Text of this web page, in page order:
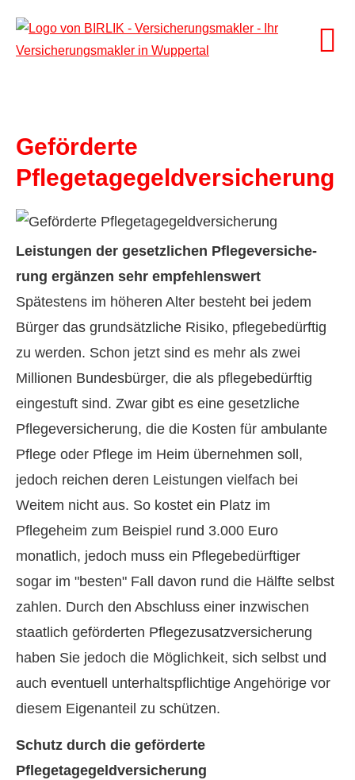
Geförderte
Pflegetagegeldversicherung
Leistungen der gesetzlichen Pflege­ver­si­che­
rung ergänzen sehr empfehlenswert
Spätestens im höheren Alter besteht bei jedem
Bürger das grundsätzliche Risiko, pflegebedürftig
zu werden. Schon jetzt sind es mehr als zwei
Millionen Bundesbürger, die als pflegebedürftig
eingestuft sind. Zwar gibt es eine gesetzliche
Pflege­ver­si­che­rung, die die Kosten für ambulante
Pflege oder Pflege im Heim übernehmen soll,
jedoch reichen deren Leistungen vielfach bei
Weitem nicht aus. So kostet ein Platz im
Pflegeheim zum Beispiel rund 3.000 Euro
monatlich, jedoch muss ein Pflegebedürftiger
sogar im "besten" Fall davon rund die Hälfte selbst
zahlen. Durch den Abschluss einer inzwischen
staatlich geförderten Pflegezusatzversicherung
haben Sie jedoch die Möglichkeit, sich selbst und
auch eventuell unterhaltspflichtige Angehörige vor
diesem Eigenanteil zu schützen.
Schutz durch die geförderte
Pflegetagegeldversicherung
Datenschutzerklärung